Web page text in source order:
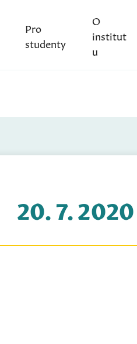
Pro
studenty
O
institut
u
20. 7. 2020